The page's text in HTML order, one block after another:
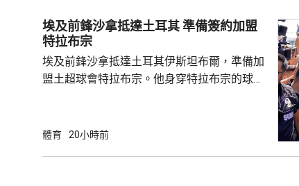
埃及前鋒沙拿抵達土耳其 準備簽約加盟
特拉布宗
埃及前鋒沙拿抵達土耳其伊斯坦布爾，準備加
盟土超球會特拉布宗。他身穿特拉布宗的球
家見面。 34歲的沙拿上季同效力了9年的英超
體育 20小時前